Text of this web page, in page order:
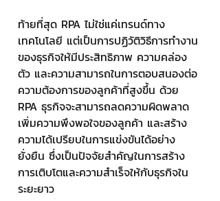
ท้ายที่สุด RPA ไม่ใช่แค่เทรนด์ทาง
เทคโนโลยี แต่เป็นการปฏิวัติวิธีการทำงาน
ของธุรกิจให้มีประสิทธิภาพ ความคล่อง
ตัว และความสามารถในการตอบสนองต่อ
ความต้องการของลูกค้าที่สูงขึ้น ด้วย
RPA ธุรกิจจะสามารถลดความผิดพลาด
เพิ่มความพึงพอใจของลูกค้า และสร้าง
ความได้เปรียบในการแข่งขันได้อย่าง
ยั่งยืน ซึ่งเป็นปัจจัยสำคัญในการสร้าง
การเติบโตและความสำเร็จให้กับธุรกิจใน
ระยะยาว